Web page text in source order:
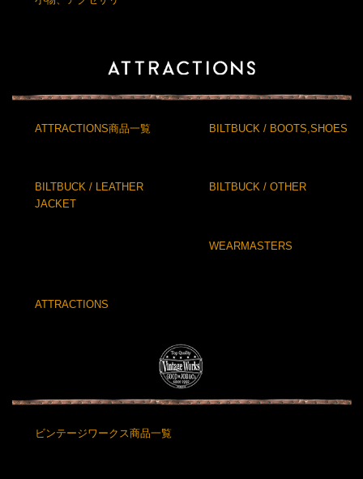
ATTRACTIONS商品一覧 BILTBUCK / BOOTS,SHOES
BILTBUCK / LEATHER
JACKET
BILTBUCK / OTHER
WEARMASTERS
ATTRACTIONS
ビンテージワークス商品一覧